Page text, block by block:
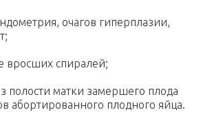
очагов гиперплазии,
вросших спиралей;
полости матки замершего плода
абортированного плодного яйца.